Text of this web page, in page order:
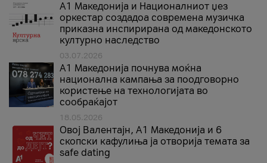
А1 Македонија и Националниот џез
оркестар создадоа современа музичка
приказна инспирирана од македонското
културно наследство
03.07.2026
A1 Македонија почнува моќна
национална кампања за поодговорно
користење на технологијата во
сообраќајот
18.05.2026
Овој Валентајн, A1 Македонија и 6
скопски кафулиња ја отворија темата за
safe dating